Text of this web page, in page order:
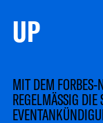
UP
MIT DEM FORBES-
REGELMÄSSIG